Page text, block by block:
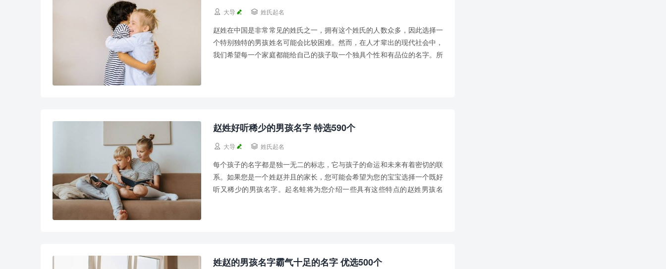
 大导  姓氏起名
赵姓在中国是非常常见的姓氏之一，拥有这个姓氏的人数众多，因此选择一
个特别独特的男孩姓名可能会比较困难。然而，在人才辈出的现代社会中，
我们希望每一个家庭都能给自己的孩子取一个独具个性和有品位的名字。所
赵姓好听稀少的男孩名字 特选590个
 大导  姓氏起名
每个孩子的名字都是独一无二的标志，它与孩子的命运和未来有着密切的联
系。如果您是一个姓赵并且的家长，您可能会希望为您的宝宝选择一个既好
听又稀少的男孩名字。起名蛙将为您介绍一些具有这些特点的赵姓男孩名
姓赵的男孩名字霸气十足的名字 优选500个